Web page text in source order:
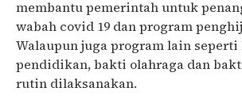
membantu pemerintah untuk
wabah covid 19 dan program
Walaupun juga program lain
pendidikan, bakti olahraga dan
rutin dilaksanakan.